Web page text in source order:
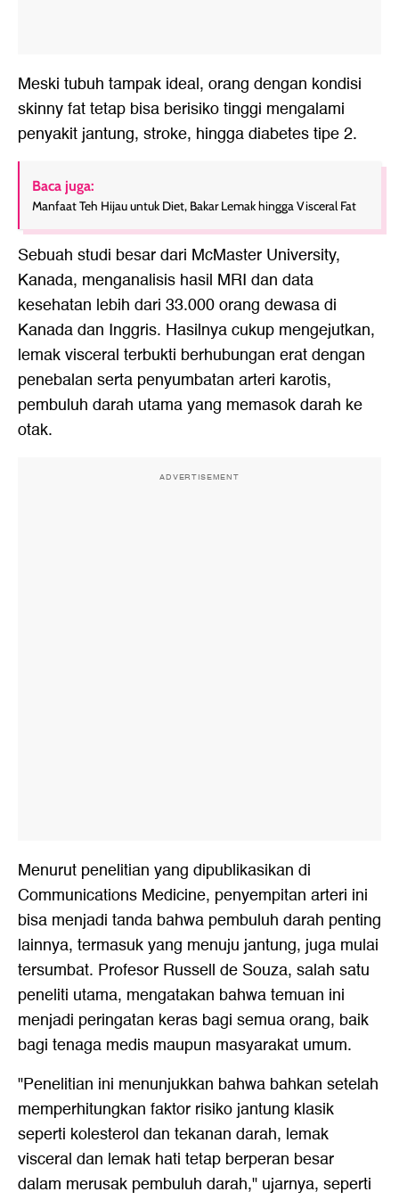
Meski tubuh tampak ideal, orang dengan kondisi
skinny fat tetap bisa berisiko tinggi mengalami
penyakit jantung, stroke, hingga diabetes tipe 2.
Baca juga:
Manfaat Teh Hijau untuk Diet, Bakar Lemak hingga Visceral Fat
Sebuah studi besar dari McMaster University,
Kanada, menganalisis hasil MRI dan data
kesehatan lebih dari 33.000 orang dewasa di
Kanada dan Inggris. Hasilnya cukup mengejutkan,
lemak visceral terbukti berhubungan erat dengan
penebalan serta penyumbatan arteri karotis,
pembuluh darah utama yang memasok darah ke
otak.
ADVERTISEMENT
Menurut penelitian yang dipublikasikan di
Communications Medicine, penyempitan arteri ini
bisa menjadi tanda bahwa pembuluh darah penting
lainnya, termasuk yang menuju jantung, juga mulai
tersumbat. Profesor Russell de Souza, salah satu
peneliti utama, mengatakan bahwa temuan ini
menjadi peringatan keras bagi semua orang, baik
bagi tenaga medis maupun masyarakat umum.
"Penelitian ini menunjukkan bahwa bahkan setelah
memperhitungkan faktor risiko jantung klasik
seperti kolesterol dan tekanan darah, lemak
visceral dan lemak hati tetap berperan besar
dalam merusak pembuluh darah," ujarnya, seperti